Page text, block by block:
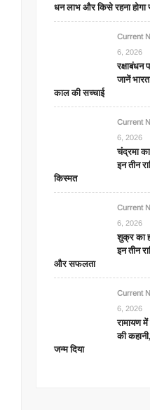
धन लाभ और किसे रहना होगा
Current
6, 2026
रक्षाबंधन
जानें
काल की सच्चाई
Current
6, 2026
चंद्रमा
इन तीन
किस्मत
Current
6, 2026
शुक्र का
इन तीन
और सफलता
Current
6, 2026
रामायण
की
जन्म दिया